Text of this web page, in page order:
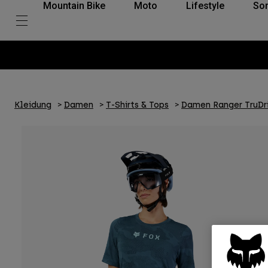
Mountain Bike Moto Lifestyle
Kleidung Damen T-Shirts & Tops Damen Ranger